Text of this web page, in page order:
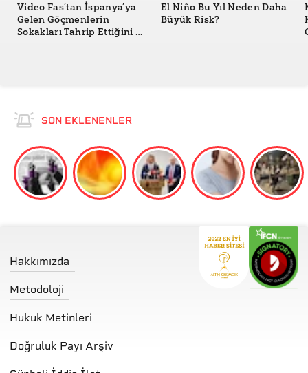
Video Fas’tan İspanya’ya
Gelen Göçmenlerin
Sokakları Tahrip Ettiğini mi
El Niño Bu Yıl Neden Daha
Büyük Risk?
SON EKLENENLER
Hakkımızda
Metodoloji
Hukuk Metinleri
Doğruluk Payı Arşiv